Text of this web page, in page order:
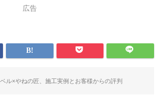
広告
ル×やねの匠、施工実例とお客様からの評判